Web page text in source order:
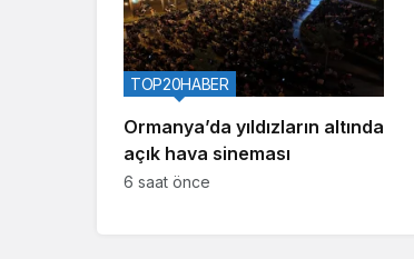
Ormanya’da yıldızların altında
açık hava sineması
TOP20HABER
6 saat önce